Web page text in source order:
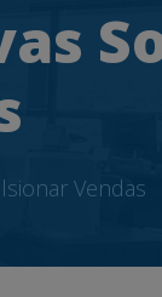
Vendas